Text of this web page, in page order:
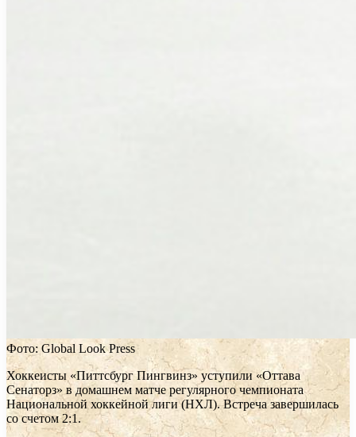
Фото: Global Look Press
Хоккеисты «Питтсбург Пингвинз» уступили «Оттава
Сенаторз» в домашнем матче регулярного чемпионата
Национальной хоккейной лиги (НХЛ). Встреча завершилась
со счетом 2:1.